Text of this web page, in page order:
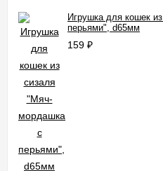
Игрушка для кошек
перьями", d65мм
159 ₽